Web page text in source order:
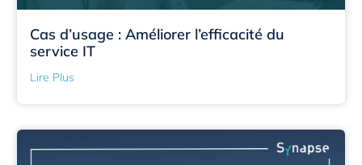
Cas d’usage : Améliorer l’efficacité du
service IT
Lire Plus